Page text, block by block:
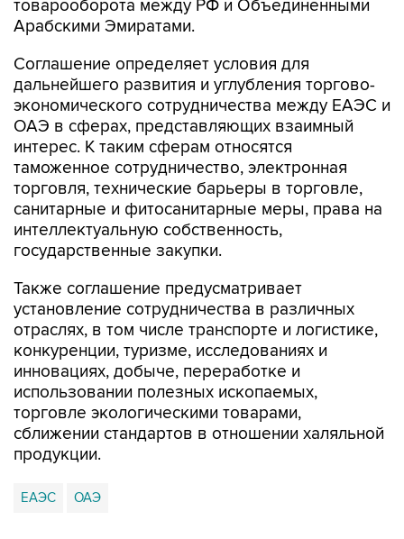
Соглашение определяет условия для
экономического сотрудничества между ЕАЭС и
ОАЭ в сферах, представляющих взаимный
интерес. К таким сферам относятся
таможенное сотрудничество, электронная
торговля, технические барьеры в торговле,
санитарные и фитосанитарные меры, права на
интеллектуальную собственность,
государственные закупки.
Также соглашение предусматривает
отраслях, в том числе транспорте и логистике,
конкуренции, туризме, исследованиях и
инновациях, добыче, переработке и
использовании полезных ископаемых,
торговле экологическими товарами,
сближении стандартов в отношении халяльной
продукции.
ЕАЭС ОАЭ